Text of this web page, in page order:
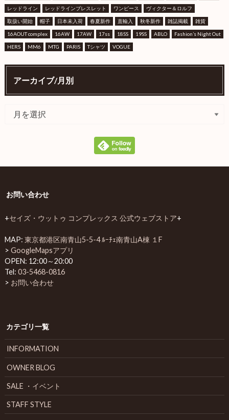
レッドライン レッドラインブレスレット ワンピース ヴィクター＆ロルフ
取扱い開始 帽子 日本未入荷 春夏新作 直輸入 秋冬新作 雑誌掲載 雑貨
16AOUT complex 16AW 17AW 17ss 18SS 19SS ABLO Fashion’s Night Out
HERS MM6 MTG PARIS Tシャツ VOGUE
アーカイブ/月別
お問い合わせ
+セイズ・ウットゥ コンプレックス 公式ウェブストア+
MAP: 東京都港区南青山5-5-4 ﾙｰﾁｪ南青山A棟 １F
> GoogleMapsアプリ
OPEN: 12:00～20:00
Tel: 03-5468-0816
> お問い合わせ
カテゴリ一覧
INFORMATION
OWNER BLOG
SALE ・イベント
STAFF STYLE